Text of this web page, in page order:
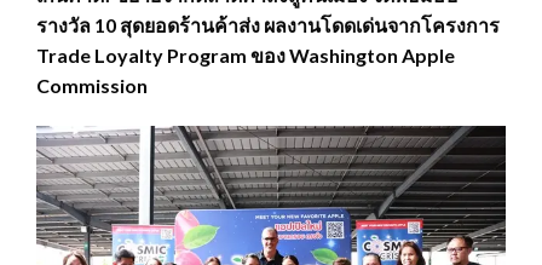
รางวัล 10 สุดยอดร้านค้าส่ง ผลงานโดดเด่นจากโครงการ
Trade Loyalty Program ของ Washington Apple
Commission